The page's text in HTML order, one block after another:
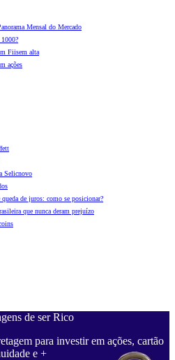
Mensal do Mercado
Fiisem alta
ações
Selicnovo
de juros: como se posicionar?
que nunca deram prejuízo
de ser Rico
para investir em ações, cartão
e +